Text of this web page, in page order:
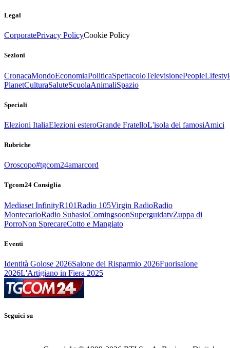
Legal
CorporatePrivacy PolicyCookie Policy
Sezioni
CronacaMondoEconomiaPoliticaSpettacoloTelevisionePeople
PlanetCulturaSaluteScuolaAnimaliSpazio
Speciali
Elezioni ItaliaElezioni esteroGrande FratelloL'isola dei famosiAmici
Rubriche
Oroscopo#tgcom24amarcord
Tgcom24 Consiglia
Mediaset InfinityR101Radio 105Virgin RadioRadio
MontecarloRadio SubasioComingsoonSuperguidatvZuppa di
PorroNon SprecareCotto e Mangiato
Eventi
Identità Golose 2026Salone del Risparmio 2026Fuorisalone
2026L'Artigiano in Fiera 2025
Seguici su